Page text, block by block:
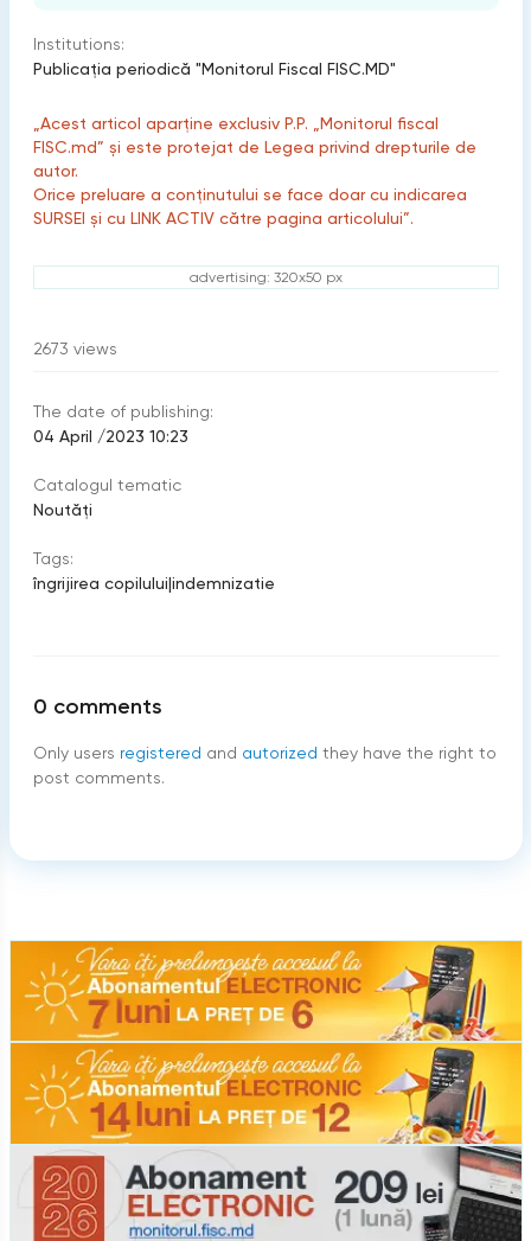
Institutions:
Publicaţia periodică "Monitorul Fiscal FISC.MD"
„Acest articol aparține exclusiv P.P. „Monitorul fiscal
FISC.md” și este protejat de Legea privind drepturile de
autor.
Orice preluare a conținutului se face doar cu indicarea
SURSEI și cu LINK ACTIV către pagina articolului”.
advertising: 320x50 px
2673 views
The date of publishing:
04 April /2023 10:23
Catalogul tematic
Noutăți
Tags:
îngrijirea copilului|indemnizatie
0 comments
Only users registered and autorized they have the right to
post comments.